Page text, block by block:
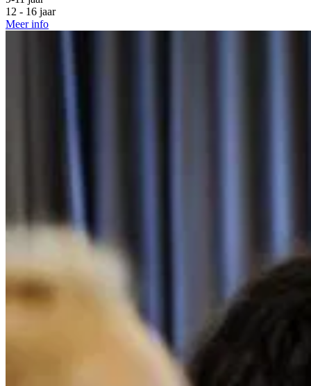
12 - 16 jaar
Meer info